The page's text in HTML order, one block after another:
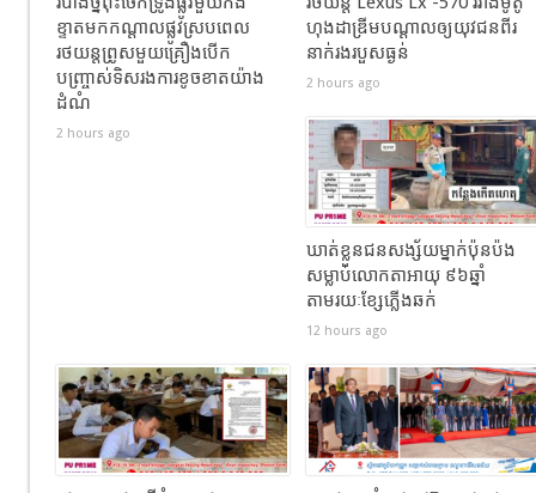
ខ្ទាតមកកណ្តាលផ្លូវស្របពេល
រថយន្តព្រូសមួយគ្រឿងបើក
បញ្ច្រាស់ទិសរងការខូចខាតយ៉ាង
ដំណំ
2 hours ago
ហុងដាឌ្រីមបណ្ដាលឲ្យយុវជនពីរ
នាក់រងរបួសធ្ងន់
2 hours ago
ឃាត់ខ្លួនជនសង្ស័យម្នាក់ប៉ុនប៉ង
សម្លាប់លោកតាអាយុ ៩៦ឆ្នាំ
តាមរយៈខ្សែភ្លើងឆក់
12 hours ago